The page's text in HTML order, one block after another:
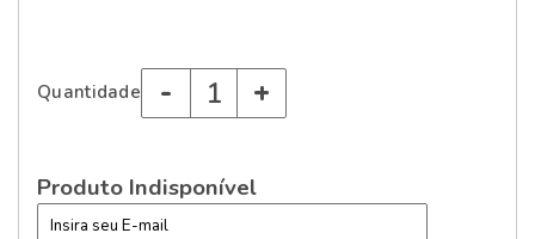
Quantidade - +
Produto Indisponível